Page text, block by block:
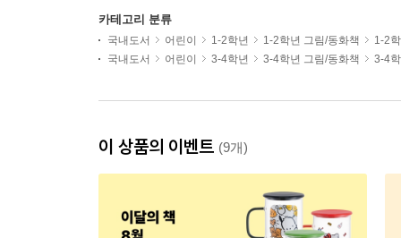
카테고리 분류
국내도서 어린이 1-2학년 1-2학년 그림/동화책
1-2
국내도서
어린이 3-4학년 3-4학년 그림/동화책 3-4
이 상품의 이벤트 (9개)